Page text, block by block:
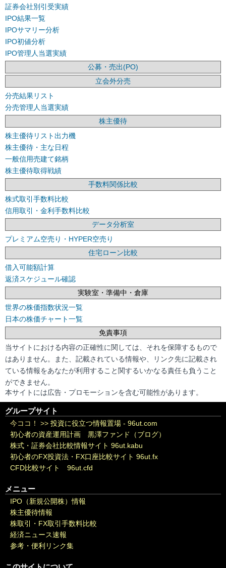
証券会社別引受実績
IPO結果一覧
IPOサマリー分析
IPO初値分析
IPO管理人当選実績
公募・売出(PO)
立会外分売
分売結果リスト
分売管理人当選実績
株主優待
株主優待リスト出力機
株主優待・主な日程
一般信用売建て銘柄
株主優待取得戦績
手数料関係比較
株式取引手数料比較
信用取引・金利手数料比較
データ分析室
プレミアム空売り・HYPER空売り
住宅ローン比較
借入可能額計算
返済スケジュール確認
実験室・準備中・倉庫
世界の株価指数状況一覧
日本の株価チャート一覧
免責事項
当サイトにおける内容の正確性に関しては、それを保障するもので
はありません。また、記載されている情報や、リンク先に記載され
ている情報をあなたが利用すること関するいかなる責任も負うこと
ができません。
本サイトには広告・プロモーションを含む可能性があります。
グループサイト
今ココ！ >> 投資に役立つ情報置場 - 96ut.com
初心者の資産運用計画 黒澤ファンド（ブログ）
株式・証券会社比較情報サイト 96ut.kabu
初心者のFX投資法・FX口座比較サイト 96ut.fx
CFD比較サイト 96ut.cfd
メニュー
IPO（新規公開株）情報
株主優待情報
株取引・FX取引手数料比較
経済ニュース速報
参考・便利リンク集